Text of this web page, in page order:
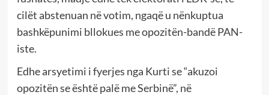
cilët abstenuan në votim, ngaqë u nënkuptua
bashkëpunimi bllokues me opozitën-bandë PAN-
iste.
Edhe arsyetimi i fyerjes nga Kurti se “akuzoi
opozitën se është palë me Serbinë”, në